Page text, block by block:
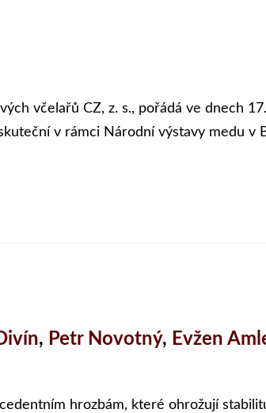
včelařů CZ, z. s., pořádá ve dnech
v rámci Národní výstavy medu v
, Petr Novotný, Evžen
hrozbám, které ohrožují